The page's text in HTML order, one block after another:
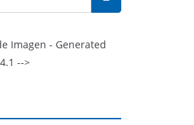
Imagen - Generated
-->